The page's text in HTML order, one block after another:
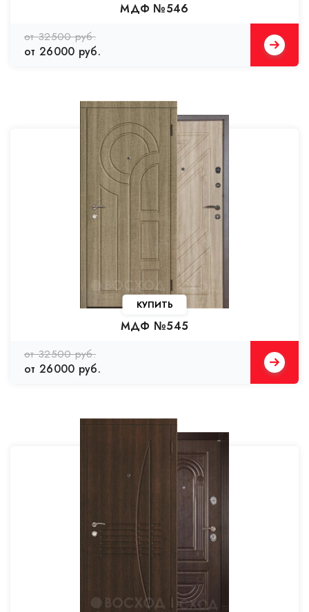
МДФ №546
от 32500 руб.
от 26000 руб.
КУПИТЬ
МДФ №545
от 32500 руб.
от 26000 руб.